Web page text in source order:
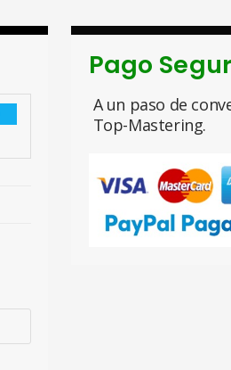
Pago
A un paso de
Top-Mastering.